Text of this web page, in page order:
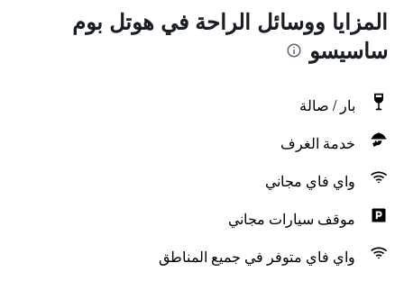
المزايا ووسائل الراحة في هوتل بوم
ساسيسو
بار / صالة
خدمة الغرف
واي فاي مجاني
موقف سيارات مجاني
واي فاي متوفر في جميع المناطق